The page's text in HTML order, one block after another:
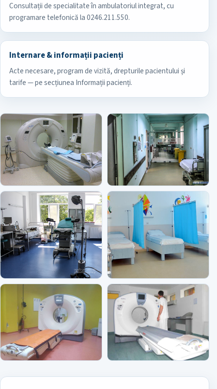
Consultații de specialitate în ambulatoriul integrat, cu
programare telefonică la 0246.211.550.
Internare & informații pacienți
Acte necesare, program de vizită, drepturile pacientului și
tarife — pe secțiunea Informații pacienți.